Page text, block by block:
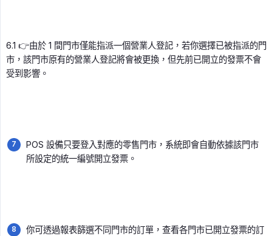
6.1 👉由於 1 間門市僅能指派一個營業人登記，若你選擇已被指派的門
市，該門市原有的營業人登記將會被更換，但先前已開立的發票不會
受到影響。
POS 設備只要登入對應的零售門市，系統即會自動依據該門市
所設定的統一編號開立發票。
你可透過報表篩選不同門市的訂單，查看各門市已開立發票的訂